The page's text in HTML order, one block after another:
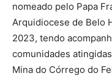
nomeado pelo Papa
Arquidiocese de Belo
2023, tendo
comunidades
Mina do Córrego do